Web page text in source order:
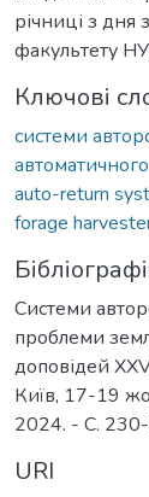
річниці з дня
факультету
Ключові
системи
auto-return
forage
Системи
проблеми
доповідей
Київ, 17-19
2024. - С.
URI